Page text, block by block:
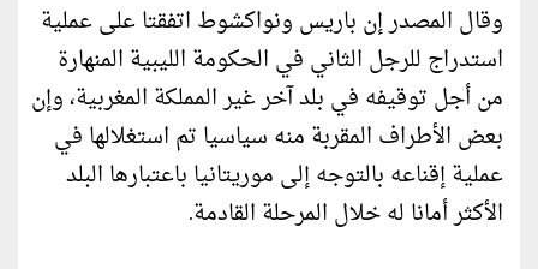
وقال المصدر إن باريس ونواكشوط اتفقتا على عملية
استدراج للرجل الثاني في الحكومة الليبية المنهارة
من أجل توقيفه في بلد آخر غير المملكة المغربية، وإن
بعض الأطراف المقربة منه سياسيا تم استغلالها في
عملية إقناعه بالتوجه إلى موريتانيا باعتبارها البلد
الأكثر أمانا له خلال المرحلة القادمة.